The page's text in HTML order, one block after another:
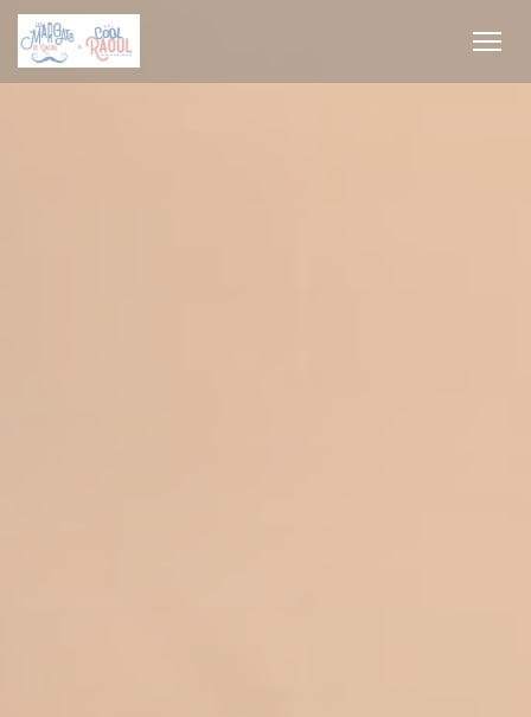
Πίνακας διαχείρισης "Μπισκότων" (Cookies)